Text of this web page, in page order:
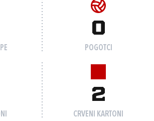
0
POGOTCI
2
CRVENI KARTONI